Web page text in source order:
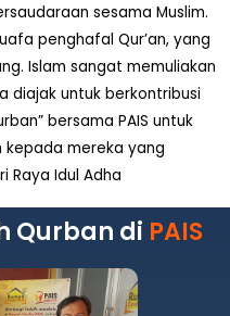
sesama Muslim.
penghafal Qur’an, yang
Islam sangat memuliakan
diajak untuk berkontribusi
bersama PAIS untuk
kepada mereka yang
Raya Idul Adha
Qurban di PAIS